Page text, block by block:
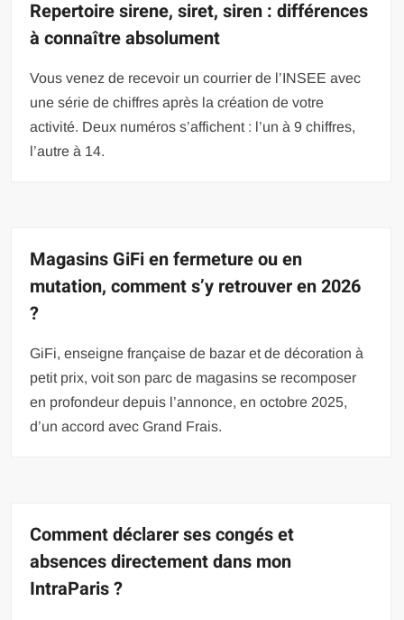
Repertoire sirene, siret, siren : différences
à connaître absolument
Vous venez de recevoir un courrier de l’INSEE avec
une série de chiffres après la création de votre
activité. Deux numéros s’affichent : l’un à 9 chiffres,
l’autre à 14.
Magasins GiFi en fermeture ou en
mutation, comment s’y retrouver en 2026
?
GiFi, enseigne française de bazar et de décoration à
petit prix, voit son parc de magasins se recomposer
en profondeur depuis l’annonce, en octobre 2025,
d’un accord avec Grand Frais.
Comment déclarer ses congés et
absences directement dans mon
IntraParis ?